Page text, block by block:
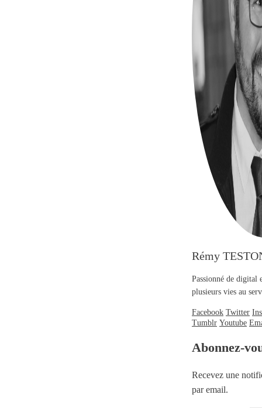
Rémy
Passionné de digital
plusieurs vies au
Facebook Twitter
Tumblr Youtube
Abonnez-
Recevez une
par email.